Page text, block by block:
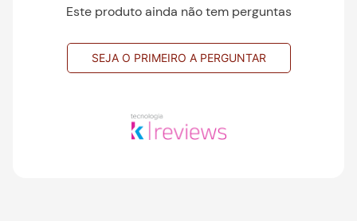
Este produto ainda não tem perguntas
SEJA O PRIMEIRO A PERGUNTAR